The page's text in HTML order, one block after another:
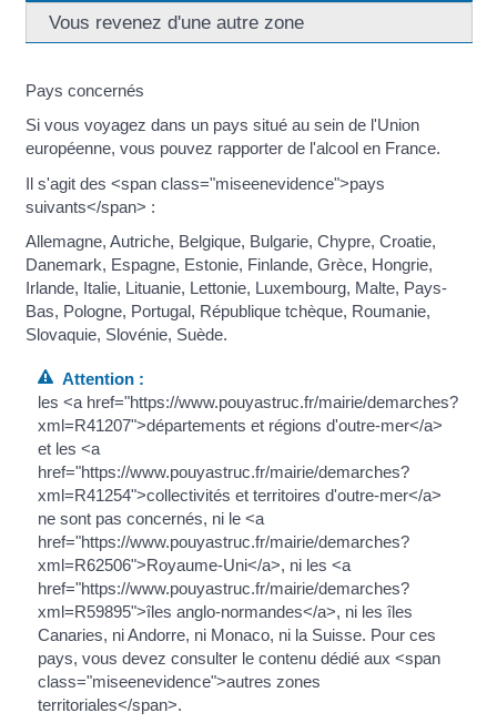
Vous revenez d'une autre zone
Pays concernés
Si vous voyagez dans un pays situé au sein de l'Union
européenne, vous pouvez rapporter de l'alcool en France.
Il s'agit des <span class="miseenevidence">pays
suivants</span> :
Allemagne, Autriche, Belgique, Bulgarie, Chypre, Croatie,
Danemark, Espagne, Estonie, Finlande, Grèce, Hongrie,
Irlande, Italie, Lituanie, Lettonie, Luxembourg, Malte, Pays-
Bas, Pologne, Portugal, République tchèque, Roumanie,
Slovaquie, Slovénie, Suède.
Attention :
les <a href="https://www.pouyastruc.fr/mairie/demarches?
xml=R41207">départements et régions d'outre-mer</a>
et les <a
href="https://www.pouyastruc.fr/mairie/demarches?
xml=R41254">collectivités et territoires d'outre-mer</a>
ne sont pas concernés, ni le <a
href="https://www.pouyastruc.fr/mairie/demarches?
xml=R62506">Royaume-Uni</a>, ni les <a
href="https://www.pouyastruc.fr/mairie/demarches?
xml=R59895">îles anglo-normandes</a>, ni les îles
Canaries, ni Andorre, ni Monaco, ni la Suisse. Pour ces
pays, vous devez consulter le contenu dédié aux <span
class="miseenevidence">autres zones
territoriales</span>.